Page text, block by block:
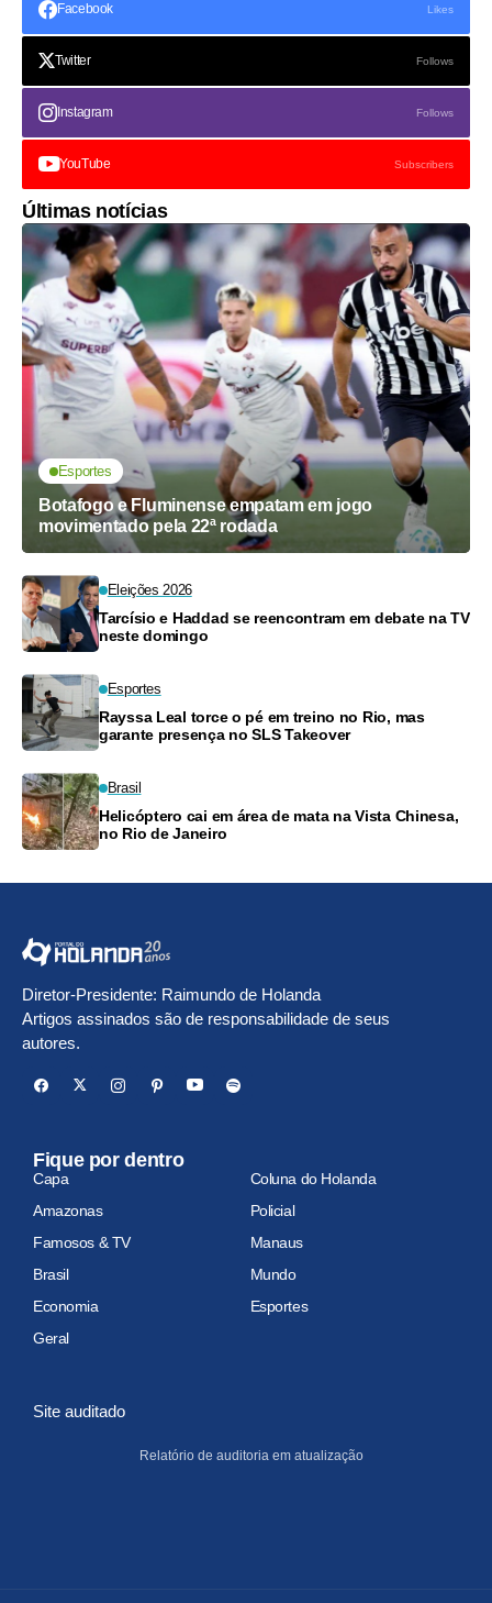
Facebook Likes
Twitter Follows
Instagram Follows
YouTube Subscribers
Últimas notícias
Esportes
Botafogo e Fluminense empatam em jogo
movimentado pela 22ª rodada
Eleições 2026
Tarcísio e Haddad se reencontram em debate na TV
neste domingo
Esportes
Rayssa Leal torce o pé em treino no Rio, mas
garante presença no SLS Takeover
Brasil
Helicóptero cai em área de mata na Vista Chinesa,
no Rio de Janeiro
Diretor-Presidente: Raimundo de Holanda
Artigos assinados são de responsabilidade de seus
autores.
Fique por dentro
Capa
Coluna do Holanda
Amazonas
Policial
Famosos & TV
Manaus
Brasil
Mundo
Economia
Esportes
Geral
Site auditado
Relatório de auditoria em atualização